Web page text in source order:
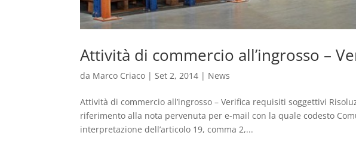
Attività di commercio all’ingrosso –
da Marco Criaco |Set 2, 2014 | News
Attività di commercio all’ingrosso – Verifica requisiti soggettivi
riferimento alla nota pervenuta per e-mail con la quale codesto
interpretazione dell’articolo 19, comma 2,...